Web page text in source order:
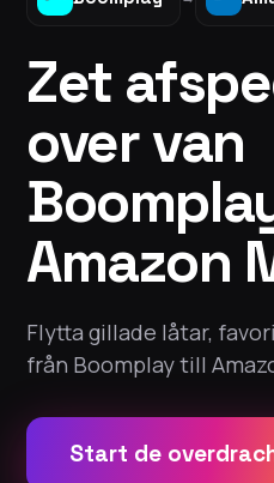
Zet
over van
Amazon
Flytta gillade låtar,
från Boomplay till
Start de